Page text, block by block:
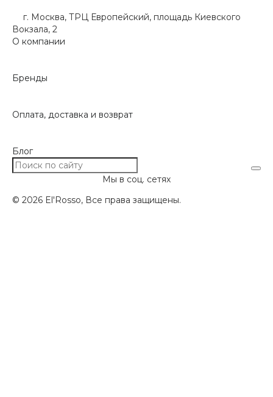
г. Москва, ТРЦ Европейский, площадь Киевского
Вокзала, 2
О компании
Бренды
Оплата, доставка и возврат
Блог
Мы в соц. сетях
© 2026 El'Rosso, Все права защищены.